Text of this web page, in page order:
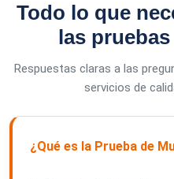
Todo lo que
las
Respuestas claras a las
servicios de
¿Qué es la Prueba de